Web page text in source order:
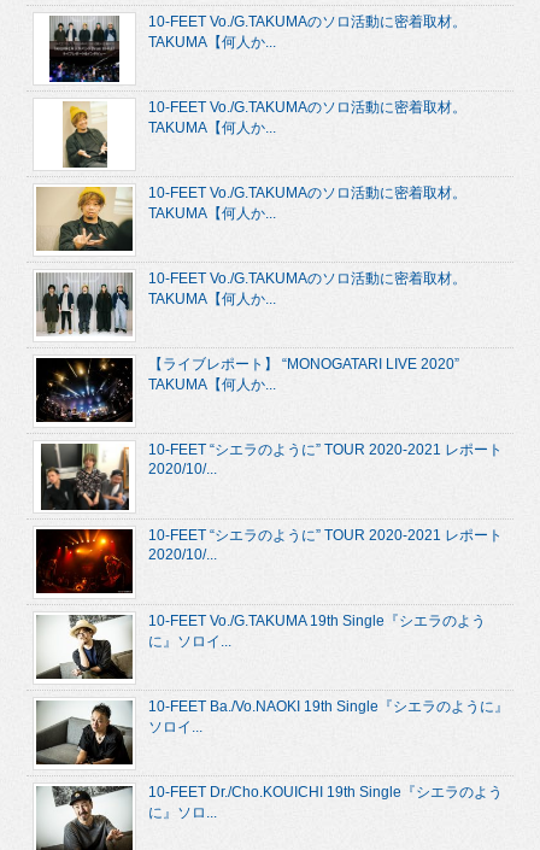
10-FEET Vo./G.TAKUMAのソロ活動に密着取材。
TAKUMA【何人か...
10-FEET Vo./G.TAKUMAのソロ活動に密着取材。
TAKUMA【何人か...
10-FEET Vo./G.TAKUMAのソロ活動に密着取材。
TAKUMA【何人か...
10-FEET Vo./G.TAKUMAのソロ活動に密着取材。
TAKUMA【何人か...
【ライブレポート】 “MONOGATARI LIVE 2020”
TAKUMA【何人か...
10-FEET “シエラのように” TOUR 2020-2021 レポート
2020/10/...
10-FEET “シエラのように” TOUR 2020-2021 レポート
2020/10/...
10-FEET Vo./G.TAKUMA 19th Single『シエラのよう
に』ソロイ...
10-FEET Ba./Vo.NAOKI 19th Single『シエラのように』
ソロイ...
10-FEET Dr./Cho.KOUICHI 19th Single『シエラのよう
に』ソロ...